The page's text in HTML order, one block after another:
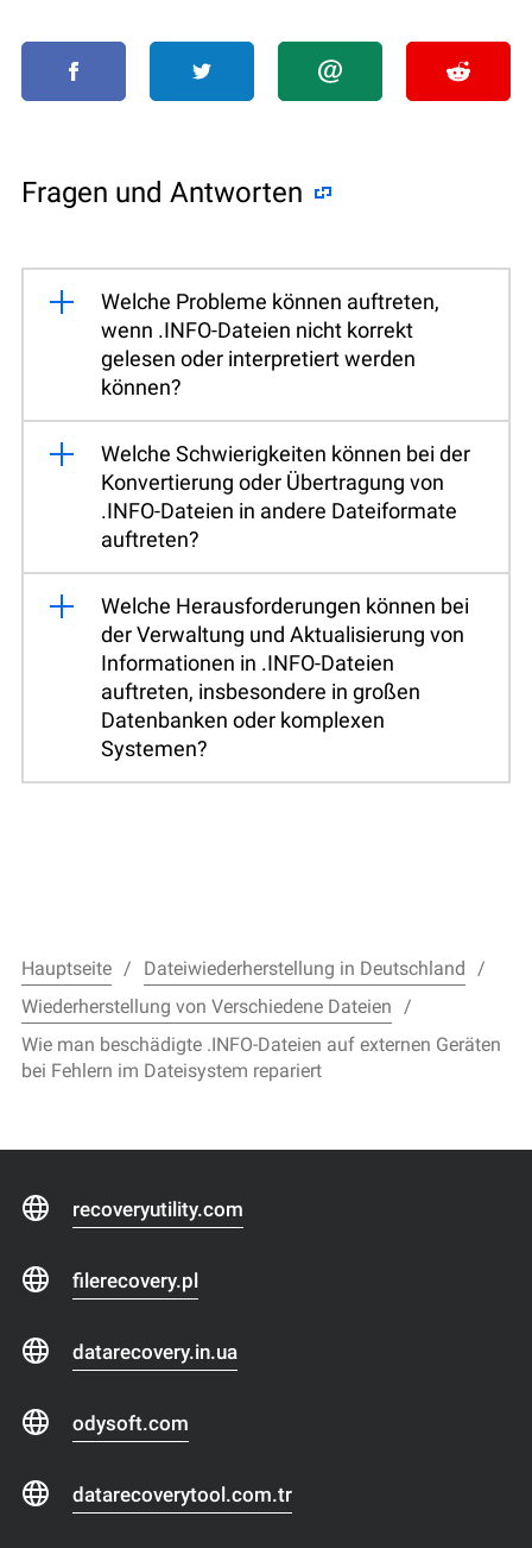
Fragen und Antworten
Welche Probleme können auftreten,
wenn .INFO-Dateien nicht korrekt
gelesen oder interpretiert werden
können?
Welche Schwierigkeiten können bei der
Konvertierung oder Übertragung von
.INFO-Dateien in andere Dateiformate
auftreten?
Welche Herausforderungen können bei
der Verwaltung und Aktualisierung von
Informationen in .INFO-Dateien
auftreten, insbesondere in großen
Datenbanken oder komplexen
Systemen?
Hauptseite
Dateiwiederherstellung in Deutschland
Wiederherstellung von Verschiedene Dateien
Wie man beschädigte .INFO-Dateien auf externen Geräten
bei Fehlern im Dateisystem repariert
recoveryutility.com
filerecovery.pl
datarecovery.in.ua
odysoft.com
datarecoverytool.com.tr